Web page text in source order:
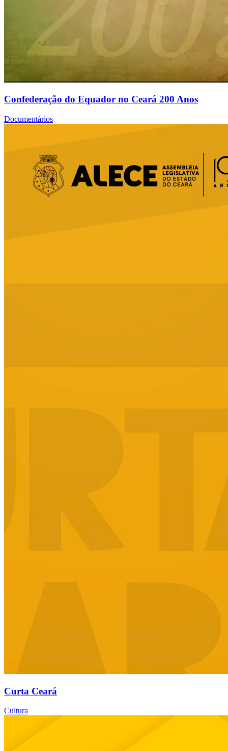
Confederação do Equador no Ceará 200 Anos
Documentários
Curta Ceará
Cultura